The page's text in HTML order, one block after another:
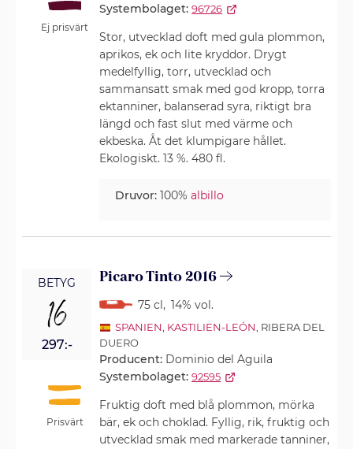
Ej prisvärt
Systembolaget: 96726
Stor, utvecklad doft med gula plommon,
aprikos, ek och lite kryddor. Drygt
medelfyllig, torr, utvecklad och
sammansatt smak med god kropp, torra
ektanniner, balanserad syra, riktigt bra
längd och fast slut med värme och
ekbeska. Åt det klumpigare hållet.
Ekologiskt. 13 %. 480 fl.
Druvor: 100%albillo
BETYG
16
297:-
Prisvärt
Picaro Tinto 2016
75 cl, 14% vol.
SPANIEN KASTILIEN-LEÓN , RIBERA DEL
DUERO
Producent: Dominio del Aguila
Systembolaget: 92595
Fruktig doft med blå plommon, mörka
bär, ek och choklad. Fyllig, rik, fruktig och
utvecklad smak med markerade tanniner,